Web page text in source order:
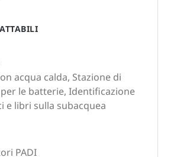
acqua calda, Stazione di
le batterie, Identificazione
e libri sulla subacquea
PADI